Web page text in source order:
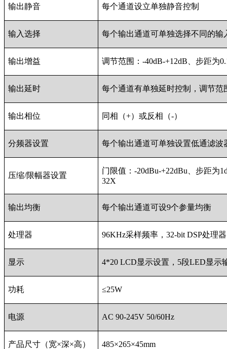
输出静音 每个通道设立单独静音控制
输入选择 每个输出通道可单独选择不同的
输出增益 调节范围：-40dB-+12dB、步距为
输出延时 每个通道有单独延时控制，调节范
输出相位 同相（+）或反相（-）
分频器设置 每个输出通道可单独设置低通滤波
压缩/限幅器设置
门限值：-20dBu-+22dBu、步距为
32X
输出均衡 每个输出通道可设9个参量均衡
处理器 96KHz采样频率，32-bit DSP处理
显示 4*20 LCD显示设置，5段LED显示
功耗 ≤25W
电源 AC 90-245V 50/60Hz
产品尺寸（宽×深×高） 485×265×45mm